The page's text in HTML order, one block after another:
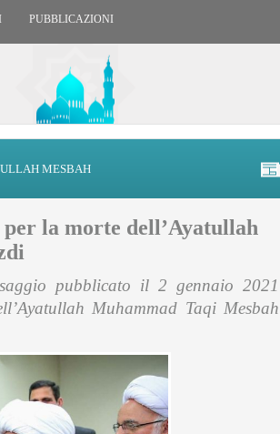
PUBBLICAZIONI
MESBAH
la morte dell’Ayatullah
pubblicato il 2 gennaio 2021
Muhammad Taqi Mesbah